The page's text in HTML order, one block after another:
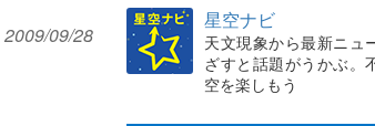
2009/09/28
星空ナビ
天文現象から最新ニュ
ざすと話題がうかぶ。
空を楽しもう